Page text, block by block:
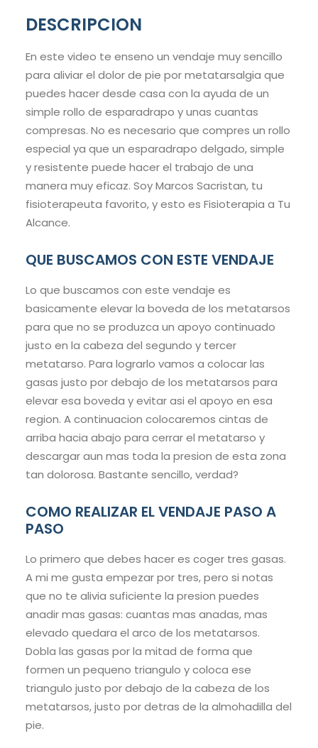
DESCRIPCION
En este video te enseno un vendaje muy sencillo
para aliviar el dolor de pie por metatarsalgia que
puedes hacer desde casa con la ayuda de un
simple rollo de esparadrapo y unas cuantas
compresas. No es necesario que compres un rollo
especial ya que un esparadrapo delgado, simple
y resistente puede hacer el trabajo de una
manera muy eficaz. Soy Marcos Sacristan, tu
fisioterapeuta favorito, y esto es Fisioterapia a Tu
Alcance.
QUE BUSCAMOS CON ESTE VENDAJE
Lo que buscamos con este vendaje es
basicamente elevar la boveda de los metatarsos
para que no se produzca un apoyo continuado
justo en la cabeza del segundo y tercer
metatarso. Para lograrlo vamos a colocar las
gasas justo por debajo de los metatarsos para
elevar esa boveda y evitar asi el apoyo en esa
region. A continuacion colocaremos cintas de
arriba hacia abajo para cerrar el metatarso y
descargar aun mas toda la presion de esta zona
tan dolorosa. Bastante sencillo, verdad?
COMO REALIZAR EL VENDAJE PASO A
PASO
Lo primero que debes hacer es coger tres gasas.
A mi me gusta empezar por tres, pero si notas
que no te alivia suficiente la presion puedes
anadir mas gasas: cuantas mas anadas, mas
elevado quedara el arco de los metatarsos.
Dobla las gasas por la mitad de forma que
formen un pequeno triangulo y coloca ese
triangulo justo por debajo de la cabeza de los
metatarsos, justo por detras de la almohadilla del
pie.